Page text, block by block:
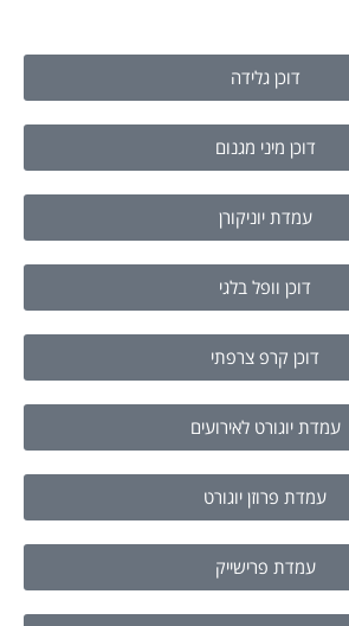
דוכן גלידה
דוכן מיני מגנום
עמדת יוניקורן
דוכן וופל בלגי
דוכן קרפ צרפתי
עמדת יוגורט לאירועים
עמדת פרוזן יוגורט
עמדת פרישייק